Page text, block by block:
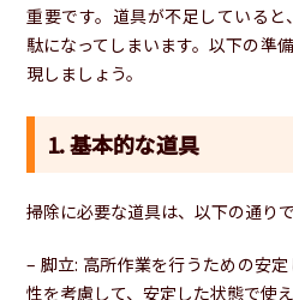
重要です。道具が不足している
駄になってしまいます。以下の準
現しましょう。
1. 基本的な道具
掃除に必要な道具は、以下の通りで
– 脚立: 高所作業を行うための安
性を考慮して、安定した状態で使